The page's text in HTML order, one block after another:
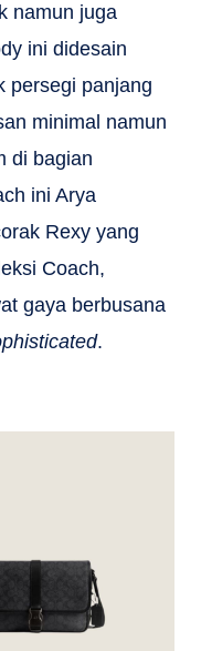
namun juga
ini didesain
persegi panjang
minimal namun
di bagian
ini Arya
Rexy yang
Coach,
gaya berbusana
.